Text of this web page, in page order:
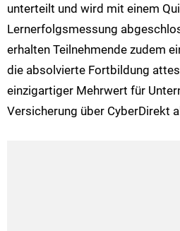
unterteilt und wird mit einem
Lernerfolgsmessung
erhalten Teilnehmende zudem
die absolvierte Fortbildung
einzigartiger Mehrwert für
Versicherung über CyberDirekt